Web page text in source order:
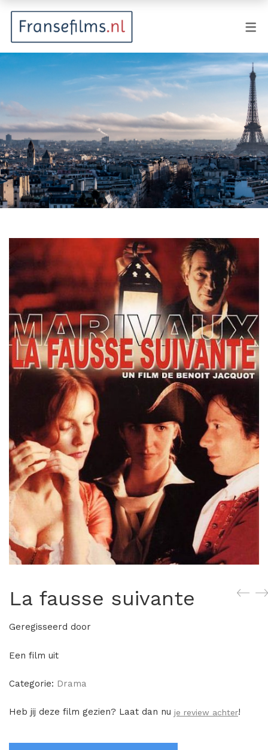
Animatie
Documentaire
Drama
Fantasy
Horror
Misdaad
Musical
Oorlogsfilm
Romantische komedie
Thriller
La fausse suivante
Geregisseerd door
Een film uit
Categorie: Drama
Heb jij deze film gezien? Laat dan nu je review achter!